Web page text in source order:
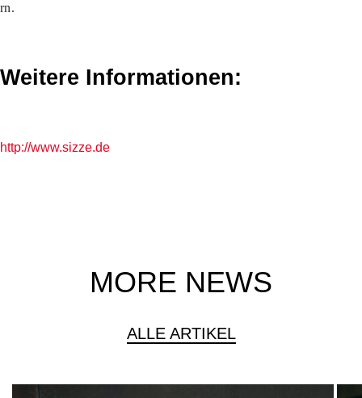
rn.
Weitere Informationen:
http://www.sizze.de
MORE NEWS
ALLE ARTIKEL